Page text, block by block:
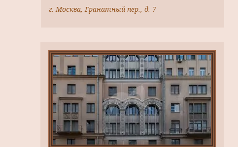
Власов
г. Москва, Гранатный пер., д. 7